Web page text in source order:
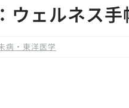
ウェルネス
病・東洋医学